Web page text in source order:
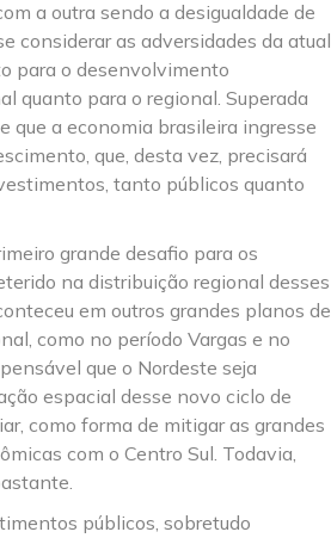
a outra sendo a desigualdade de
considerar as adversidades da atual
para o desenvolvimento
quanto para o regional. Superada
que a economia brasileira ingresse
que, desta vez, precisará
tanto públicos quanto
grande desafio para os
na distribuição regional desses
em outros grandes planos de
como no período Vargas e no
que o Nordeste seja
espacial desse novo ciclo de
como forma de mitigar as grandes
com o Centro Sul. Todavia,
públicos, sobretudo